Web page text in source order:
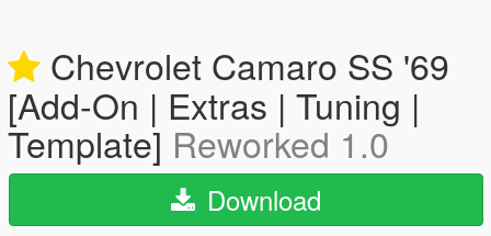
Chevrolet Camaro SS '69
[Add-On | Extras | Tuning |
Template] Reworked 1.0
Download